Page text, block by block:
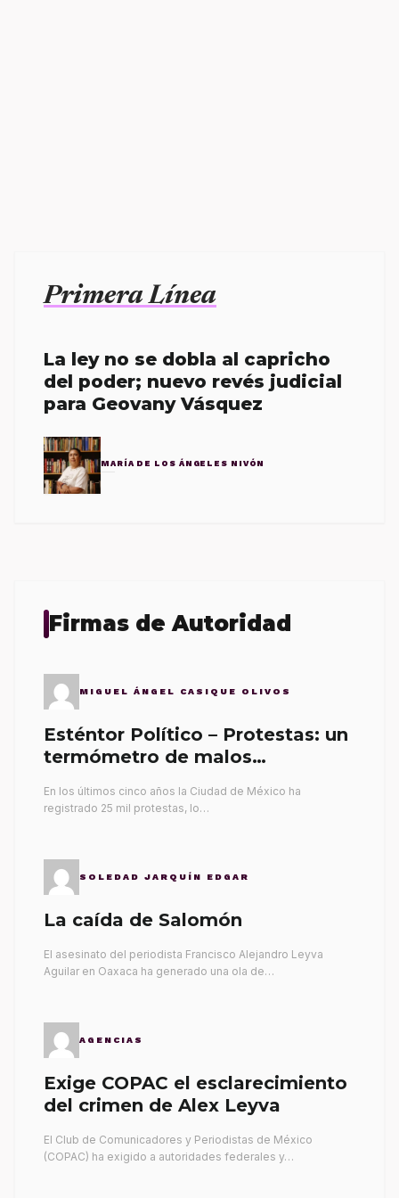
Primera Línea
La ley no se dobla al capricho
del poder; nuevo revés judicial
para Geovany Vásquez
MARÍA DE LOS ÁNGELES NIVÓN
Firmas de Autoridad
MIGUEL ÁNGEL CASIQUE OLIVOS
Esténtor Político – Protestas: un
termómetro de malos
En los últimos cinco años la Ciudad de México ha
registrado 25 mil protestas, lo…
SOLEDAD JARQUÍN EDGAR
La caída de Salomón
El asesinato del periodista Francisco Alejandro Leyva
Aguilar en Oaxaca ha generado una ola de…
AGENCIAS
Exige COPAC el esclarecimiento
del crimen de Alex Leyva
El Club de Comunicadores y Periodistas de México
(COPAC) ha exigido a autoridades federales y…